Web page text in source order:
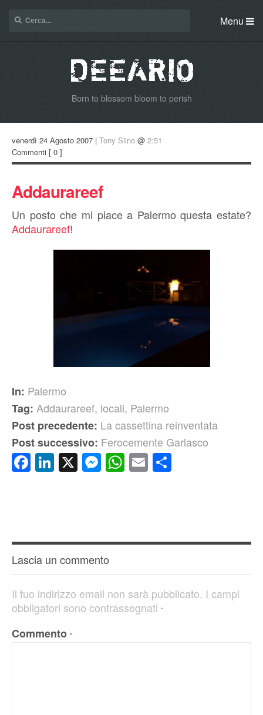
Menu
Born to blossom bloom to perish
venerdì 24 Agosto 2007 | Tony Siino @ 2:51
Commenti [ 0 ]
Addaurareef
Un posto che mi piace a Palermo questa estate?
Addaurareef!
In: Palermo
Tag: Addaurareef, locali, Palermo
Post precedente: La cassettina reinventata
Post successivo: Ferocemente Garlasco
Facebook
LinkedIn
X Messenger
WhatsApp
Email
Lascia un commento
Il tuo indirizzo email non sarà pubblicato. I campi
obbligatori sono contrassegnati *
Commento *